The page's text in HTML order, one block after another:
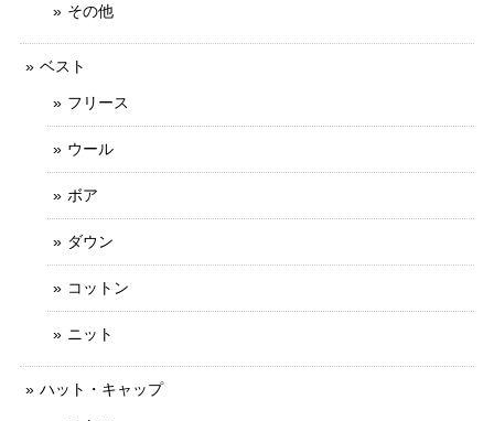
その他
ベスト
フリース
ウール
ボア
ダウン
コットン
ニット
ハット・キャップ